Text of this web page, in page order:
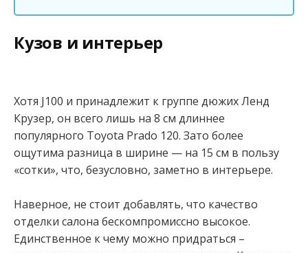
Кузов и интерьер
Хотя J100 и принадлежит к группе дюжих Ленд
Крузер, он всего лишь на 8 см длиннее
популярного Toyota Prado 120. Зато более
ощутима разница в ширине — на 15 см в пользу
«сотки», что, безусловно, заметно в интерьере.
Наверное, не стоит добавлять, что качество
отделки салона бескомпромиссно высокое.
Единственное к чему можно придраться –